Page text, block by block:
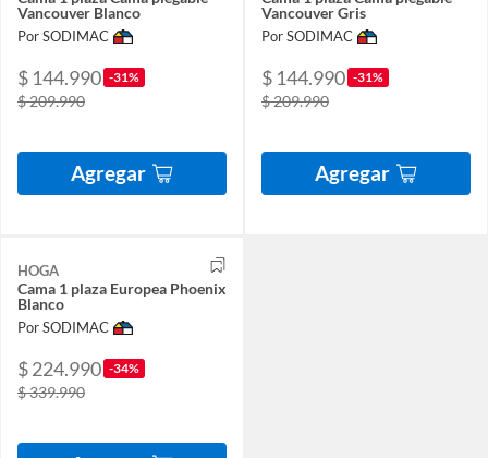
Vancouver Blanco
Por SODIMAC
$ 144.990 -31%
$ 209.990
Agregar
Vancouver Gris
Por SODIMAC
$ 144.990 -31%
$ 209.990
Agregar
HOGA
Cama 1 plaza Europea Phoenix
Blanco
Por SODIMAC
$ 224.990 -34%
$ 339.990